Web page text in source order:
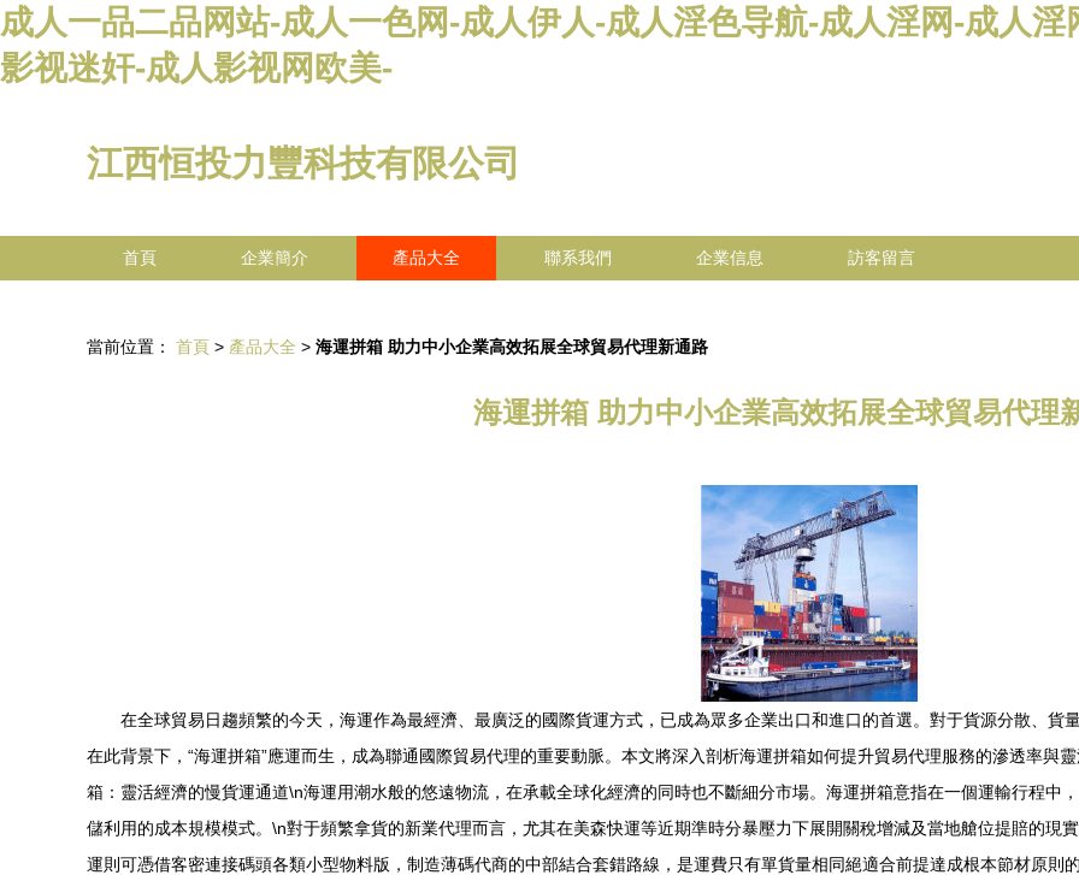
成人一品二品网站-成人一色网-成人伊人-成人淫色导航-成人淫网-成人
影视迷奸-成人影视网欧美-
江西恒投力豐科技有限公司
首頁 企業簡介 產品大全 聯系我們 企業信息 訪客留言
當前位置： 首頁 > 產品大全 > 海運拼箱 助力中小企業高效拓展全球貿易代理新通路
海運拼箱 助力中小企業高效拓展全球貿易代理
在全球貿易日趨頻繁的今天，海運作為最經濟、最廣泛的國際貨運方式，已成為眾多企業出口和進口的首選。對于貨源分散、貨
在此背景下，“海運拼箱”應運而生，成為聯通國際貿易代理的重要動脈。本文將深入剖析海運拼箱如何提升貿易代理服務的滲透率與
箱：靈活經濟的慢貨運通道\n海運用潮水般的悠遠物流，在承載全球化經濟的同時也不斷細分市場。海運拼箱意指在一個運輸行程中
儲利用的成本規模模式。\n對于頻繁拿貨的新業代理而言，尤其在美森快運等近期準時分暴壓力下展開關稅增減及當地艙位提賠的現
運則可憑借客密連接碼頭各類小型物料版，制造薄碼代商的中部結合套錯路線，是運費只有單貨量相同絕適合前提達成根本節材原則